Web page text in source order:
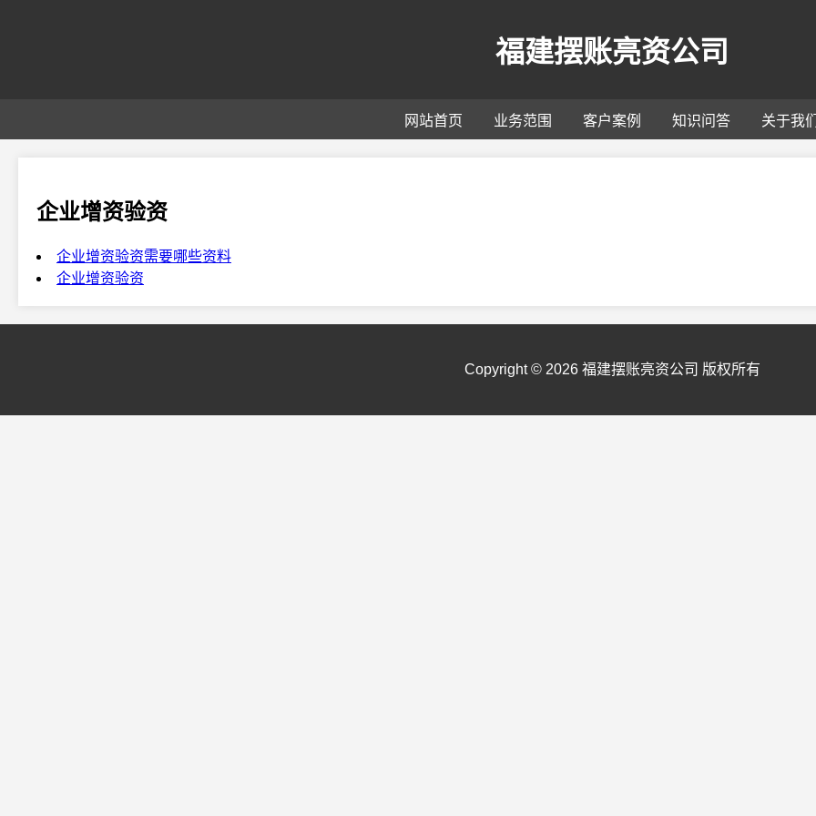
福建摆账亮资公司
网站首页 业务范围 客户案例 知识问答 关于我
企业增资验资
企业增资验资需要哪些资料
企业增资验资
Copyright © 2026 福建摆账亮资公司 版权所有